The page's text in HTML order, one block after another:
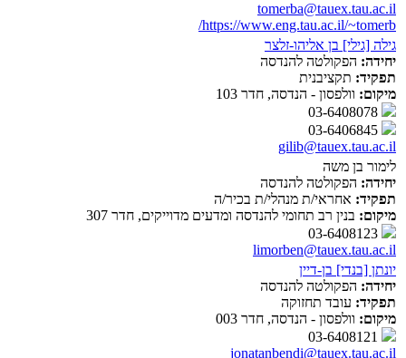
tomerba@tauex.tau.ac.il
https://www.eng.tau.ac.il/~tomerb/
גילה [גילי] בן אליהו-זלצר
יחידה: הפקולטה להנדסה
תפקיד: תקציבנית
מיקום: וולפסון - הנדסה, חדר 103
gilib@tauex.tau.ac.il
לימור בן משה
יחידה: הפקולטה להנדסה
תפקיד: אחראי/ת מנהלי/ת בכיר/ה
מיקום: בנין רב תחומי להנדסה ומדעים מדוייקים, חדר 307
limorben@tauex.tau.ac.il
יונתן [בנדי] בן-דיין
יחידה: הפקולטה להנדסה
תפקיד: עובד תחזוקה
מיקום: וולפסון - הנדסה, חדר 003
jonatanbendi@tauex.tau.ac.il